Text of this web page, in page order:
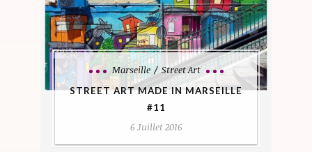
Marseille Street Art
STREET ART MADE IN MARSEILLE
#11
6 Juillet 2016